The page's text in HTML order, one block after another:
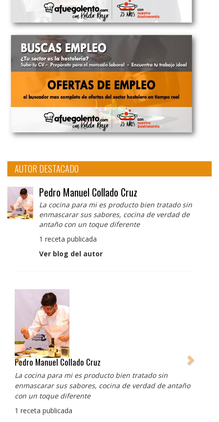
AUTOR DESTACADO
Pedro Manuel Collado Cruz
La cocina para mi es producto bien tratado sin
enmascarar sus sabores, cocina de verdad de
antaño con un toque diferente
1 receta publicada
Ver blog del autor
Albert Adrià
Redes sociales:
https://www.instagram.com/enigma_albertadria/
https://www.instagram.com/albertadriaprojects/
3 recetas publicadas